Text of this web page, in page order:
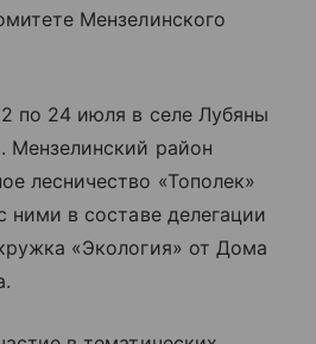
Мензелинского
по 24 июля в селе Лубяны
Мензелинский район
лесничество «Тополек»
в составе делегации
«Экология» от Дома